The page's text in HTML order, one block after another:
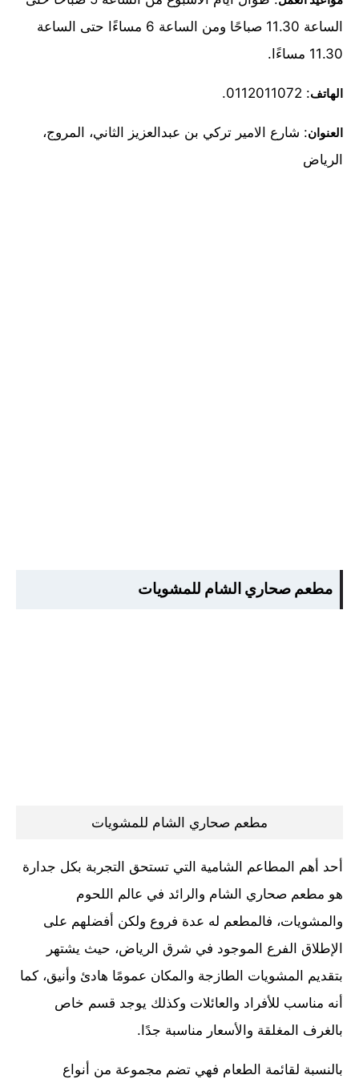
الساعة 11.30 صباحًا ومن الساعة 6 مساءًا حتى الساعة
11.30 مساءًا.
الهاتف: 0112011072.
العنوان: شارع الامير تركي بن عبدالعزيز الثاني، المروج،
الرياض
مطعم صحاري الشام للمشويات
مطعم صحاري الشام للمشويات
أحد أهم المطاعم الشامية التي تستحق التجربة بكل جدارة
هو مطعم صحاري الشام والرائد في عالم اللحوم
والمشويات، فالمطعم له عدة فروع ولكن أفضلهم على
الإطلاق الفرع الموجود في شرق الرياض، حيث يشتهر
بتقديم المشويات الطازجة والمكان عمومًا هادئ وأنيق، كما
أنه مناسب للأفراد والعائلات وكذلك يوجد قسم خاص
بالغرف المغلقة والأسعار مناسبة جدًا.
بالنسبة لقائمة الطعام فهي تضم مجموعة من أنواع